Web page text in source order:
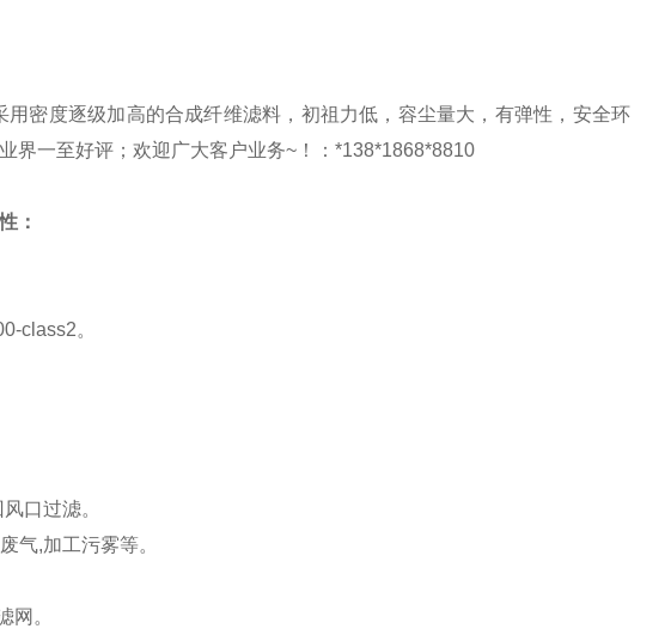
用密度逐级加高的合成纤维滤料，初祖力低，容尘量大，有弹性，安全环
界一至好评；欢迎广大客户业务~！
：*138*1868*8810
：
class2。
风口过滤。
气,加工污雾等。
网。